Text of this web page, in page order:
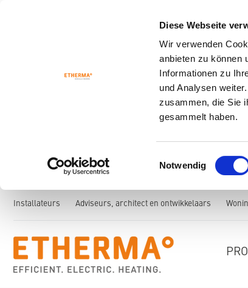
Diese Webseite
Wir verwenden
anbieten zu können
Informationen zu
und Analysen
zusammen, die Sie
gesammelt haben.
Einwilligungsauswahl
Notwendig
Installateurs Adviseurs, architect en ontwikkelaars